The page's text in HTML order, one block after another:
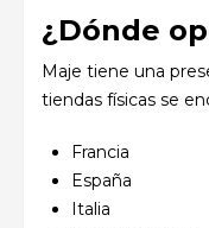
¿Dónde
Maje tiene una
tiendas físicas se
Francia
España
Italia